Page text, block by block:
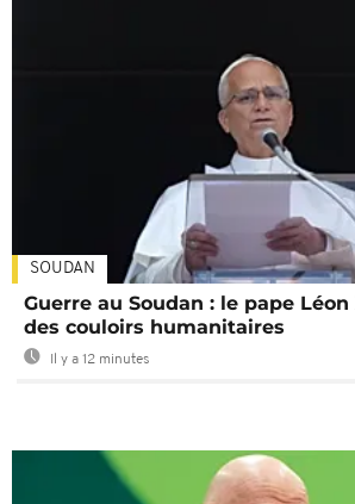
SOUDAN
Guerre au Soudan : le pape
des couloirs humanitaires
Il y a 12 minutes